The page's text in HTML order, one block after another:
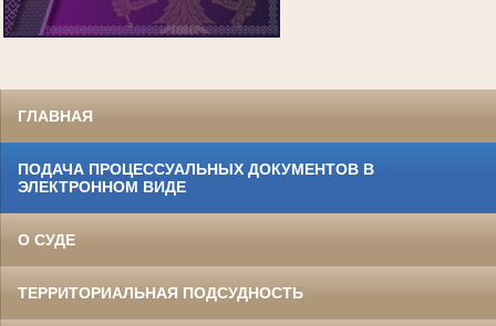
ГЛАВНАЯ
ПОДАЧА ПРОЦЕССУАЛЬНЫХ ДОКУМЕНТОВ В
ЭЛЕКТРОННОМ ВИДЕ
О СУДЕ
ТЕРРИТОРИАЛЬНАЯ ПОДСУДНОСТЬ